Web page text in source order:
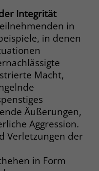
Integrität
in
in denen
Macht,
Äußerungen,
Aggression.
Verletzungen der
in Form
Werbung zu
Cookie sammelt keine
wird von Facebook
an das